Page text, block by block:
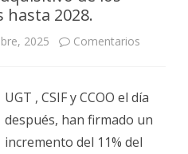
2028.
2025 Comentarios
UGT , CSIF y CCOO el día
después, han firmado un
incremento del 11% del